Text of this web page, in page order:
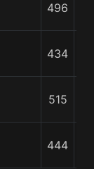
496
434
515
444